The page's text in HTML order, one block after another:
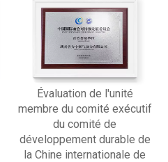
Évaluation de l'unité
membre du comité exécutif
du comité de
développement durable de
la Chine internationale de